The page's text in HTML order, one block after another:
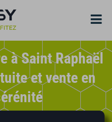
à Saint Raphaël
et vente en